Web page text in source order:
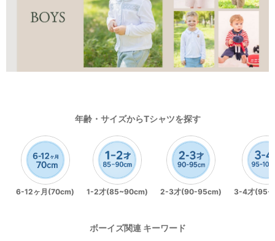
年齢・サイズからTシャツを探す
6-12ヶ月(70cm) 1-2才(85~90cm) 2-3才(90-95cm) 3-4才(95-
ボーイズ関連 キーワード